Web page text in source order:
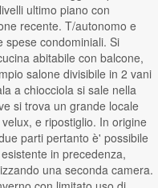
ultimo piano con
recente. T/autonomo e
spese condominiali. Si
abitabile con balcone,
salone divisibile in 2 vani
a chiocciola si sale nella
si trova un grande locale
e ripostiglio. In origine
parti pertanto è' possibile
in precedenza,
una seconda camera.